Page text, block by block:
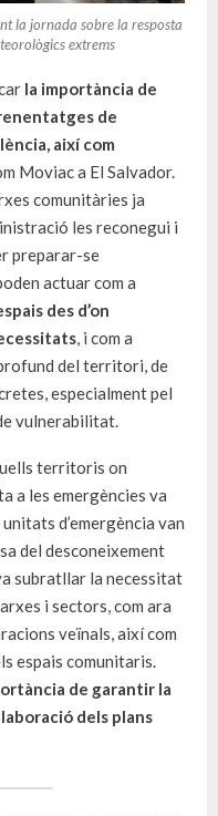
la jornada sobre la resposta
extrems
la importància de
de
així com
Moviac a El Salvador.
comunitàries ja
les reconegui i
preparar-se
actuar com a
des d’on
, i com a
del territori, de
especialment pel
vulnerabilitat.
territoris on
a les emergències va
d’emergència van
del desconeixement
subratllar la necessitat
i sectors, com ara
veïnals, així com
espais comunitaris.
de garantir la
dels plans